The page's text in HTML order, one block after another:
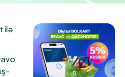
ilə